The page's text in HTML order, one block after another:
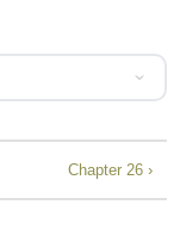
Chapter 26 ›